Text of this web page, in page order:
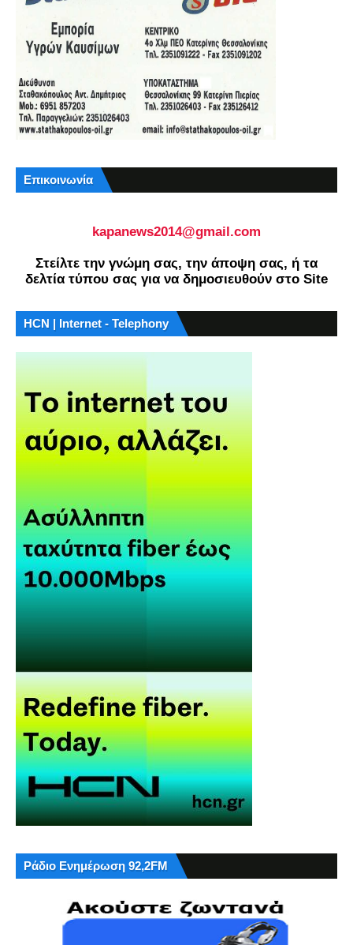
Επικοινωνία
kapanews2014@gmail.com
Στείλτε την γνώμη σας, την άποψη σας, ή τα
δελτία τύπου σας για να δημοσιευθούν στο Site
HCN | Internet - Telephony
Ράδιο Ενημέρωση 92,2FM